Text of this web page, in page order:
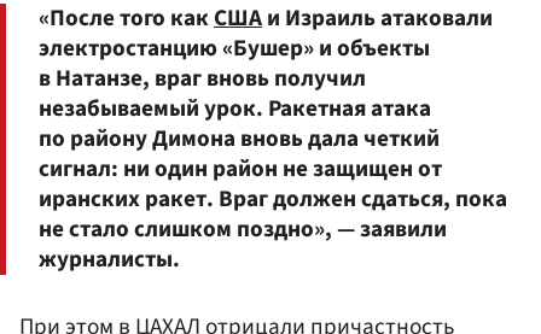
«После того какСШАи Израиль атаковали
электростанцию «Бушер» и объекты
в Натанзе, враг вновь получил
незабываемый урок. Ракетная атака
по району Димона вновь дала четкий
сигнал: ни один район не защищен от
иранских ракет. Враг должен сдаться, пока
не стало слишком поздно», — заявили
журналисты.
При этом в ЦАХАЛ отрицали причастность